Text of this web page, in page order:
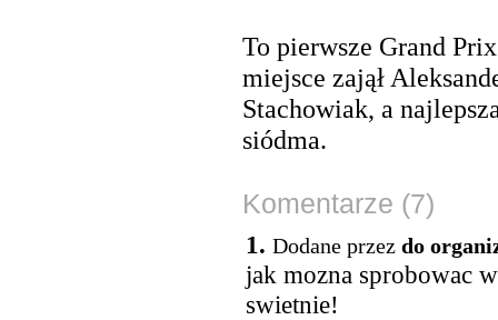
To pierwsze Grand
miejsce zajął
Stachowiak, a
siódma.
Komentarze (7)
1. Dodane przez do
jak mozna sprobowac
swietnie!